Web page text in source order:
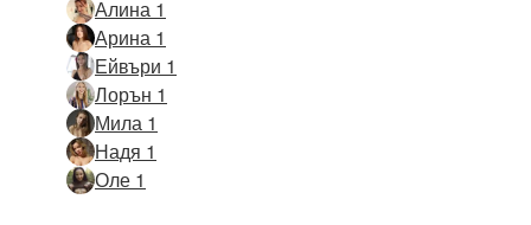
Алина 1
Арина 1
Ейвъри 1
Лорън 1
Мила 1
Надя 1
Оле 1